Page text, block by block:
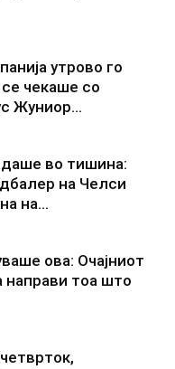
утрово го
се чекаше со
Жуниор...
во тишина:
на Челси
на...
ова: Очајниот
направи тоа што